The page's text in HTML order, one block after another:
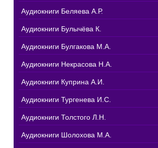
Аудиокниги Беляева А.Р.
Аудиокниги Булычёва К.
Аудиокниги Булгакова М.А.
Аудиокниги Некрасова Н.А.
Аудиокниги Куприна А.И.
Аудиокниги Тургенева И.С.
Аудиокниги Толстого Л.Н.
Аудиокниги Шолохова М.А.